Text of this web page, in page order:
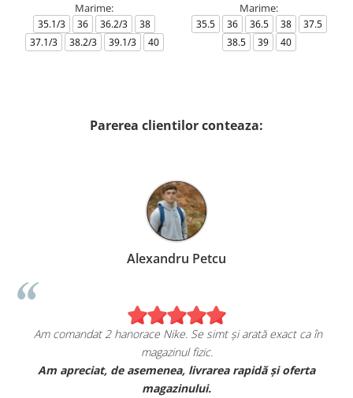
Marime:
35.1/3 36 36.2/3
38
37.1/3
38.2/3 39.1/3 40
Marime:
35.5 36 36.5 38
37.5
38.5
39 40
Parerea clientilor conteaza:
Alexandru Petcu
Am comandat 2 hanorace Nike. Se simt și arată exact ca în
magazinul fizic.
Am apreciat, de asemenea, livrarea rapidă și oferta
magazinului.